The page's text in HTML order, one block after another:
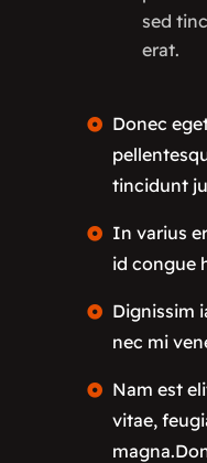
sed
erat.
Donec
tincidunt
In varius
id congue
Dignissim
nec mi
Nam est
vitae,